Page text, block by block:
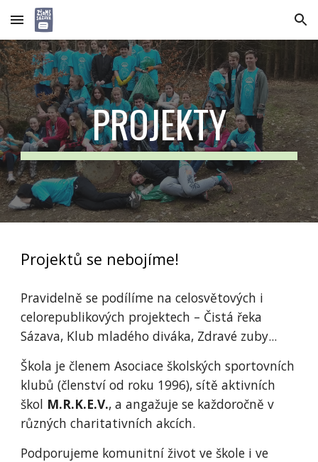
Skip to main content Skip to navigation
PROJEKTY
Projektů se nebojíme!
Pravidelně se podílíme na celosvětových i
celorepublikových projektech – Čistá řeka
Sázava, Klub mladého diváka, Zdravé zuby...
Škola je členem Asociace školských sportovních
klubů (členství od roku 1996), sítě aktivních
škol M.R.K.E.V., a angažuje se každoročně v
různých charitativních akcích.
Podporujeme komunitní život ve škole i ve